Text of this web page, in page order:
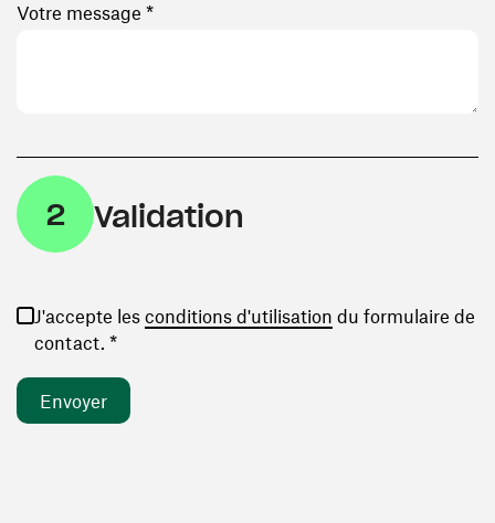
Votre message *
2 Validation
J'accepte les conditions d'utilisation (ouvre une
du formulaire de
contact. *